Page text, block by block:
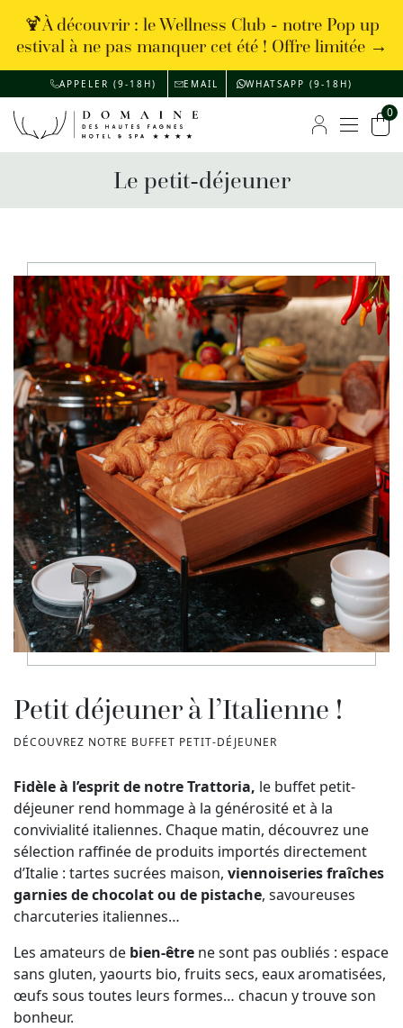
🍹À découvrir : le Wellness Club - notre Pop up
estival à ne pas manquer cet été ! Offre limitée →
APPELER (9-18H) EMAIL WHATSAPP (9-18H)
Menu
0
Le petit-déjeuner
Petit déjeuner à l’Italienne !
DÉCOUVREZ NOTRE BUFFET PETIT-DÉJEUNER
Fidèle à l’esprit de notre Trattoria, le buffet petit-
déjeuner rend hommage à la générosité et à la
convivialité italiennes. Chaque matin, découvrez une
sélection raffinée de produits importés directement
d’Italie : tartes sucrées maison, viennoiseries fraîches
garnies de chocolat ou de pistache, savoureuses
charcuteries italiennes…
Les amateurs de bien-être ne sont pas oubliés : espace
sans gluten, yaourts bio, fruits secs, eaux aromatisées,
œufs sous toutes leurs formes… chacun y trouve son
bonheur.